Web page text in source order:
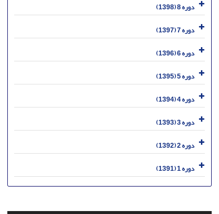
دوره 8 (1398)
دوره 7 (1397)
دوره 6 (1396)
دوره 5 (1395)
دوره 4 (1394)
دوره 3 (1393)
دوره 2 (1392)
دوره 1 (1391)